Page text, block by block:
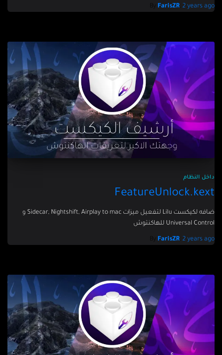
FarisZR, 2 years ago
داخل النظام
FeatureUnlock.kext
ضافه لكيكست Lilu لتفعيل ميزات Sidecar, Nightshift, Airplay to mac و
Universal Control للهاكنتوش
FarisZR, 2 years ago